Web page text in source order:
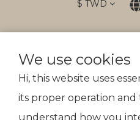
We use cookies
Hi, this website uses
its proper operation and
understand how you
$ TWD